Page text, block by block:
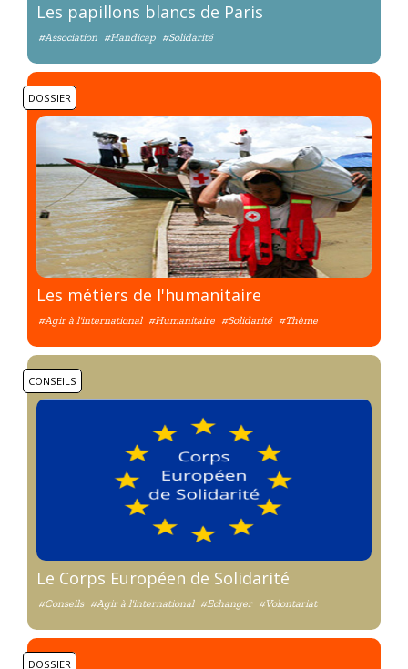
Les papillons blancs de Paris
#Association #Handicap #Solidarité
DOSSIER
Les métiers de l'humanitaire
#Agir à l'international #Humanitaire #Solidarité #Thème
CONSEILS
Le Corps Européen de Solidarité
#Conseils #Agir à l'international #Echanger #Volontariat
DOSSIER